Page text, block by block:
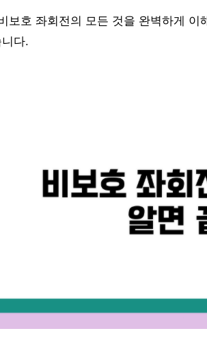
보호 좌회전의 모든 것을 완벽하게
다.